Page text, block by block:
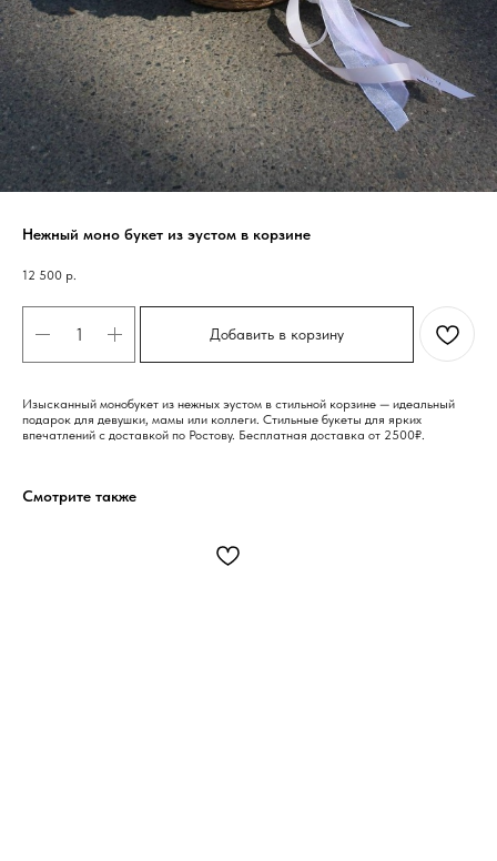
Нежный моно букет из эустом в корзине
12 500 р.
Добавить в корзину
Изысканный монобукет из нежных эустом в стильной корзине — идеальный
подарок для девушки, мамы или коллеги. Стильные букеты для ярких
впечатлений с доставкой по Ростову. Бесплатная доставка от 2500₽.
Смотрите также